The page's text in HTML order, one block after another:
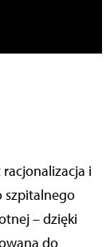
i
szpitalnego
– dzięki
do